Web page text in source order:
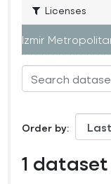
Licenses
Izmir Metropolitan
Order by
1